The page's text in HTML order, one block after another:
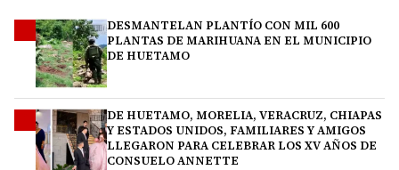
DESMANTELAN PLANTÍO CON MIL 600
PLANTAS DE MARIHUANA EN EL MUNICIPIO
DE HUETAMO
DE HUETAMO, MORELIA, VERACRUZ, CHIAPAS
Y ESTADOS UNIDOS, FAMILIARES Y AMIGOS
LLEGARON PARA CELEBRAR LOS XV AÑOS DE
CONSUELO ANNETTE